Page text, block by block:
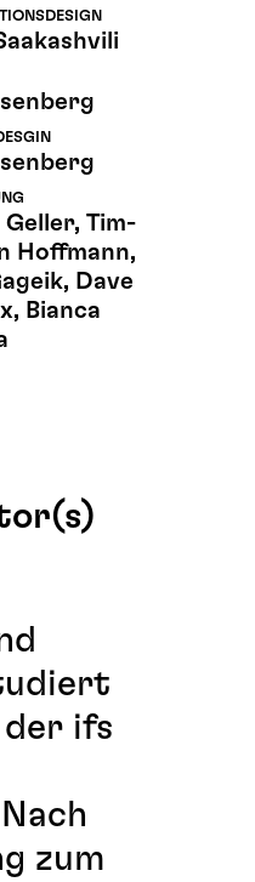
Geller, Tim-
Hoffmann,
Dave
Bianca
der ifs
zum